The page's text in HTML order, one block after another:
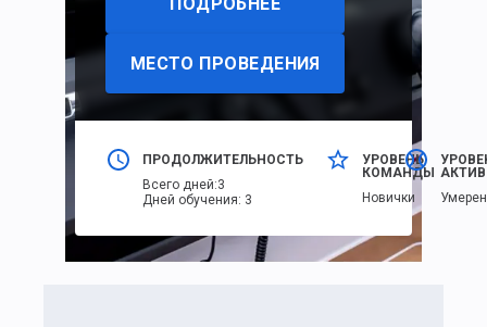
МЕСТО ПРОВЕДЕНИЯ
ПРОДОЛЖИТЕЛЬНОСТЬ
Всего дней:3
Дней обучения: 3
УРОВЕНЬ
КОМАНДЫ
Новички